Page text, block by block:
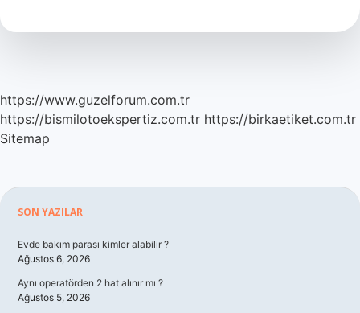
Mı
https://www.guzelforum.com.tr
https://bismilotoekspertiz.com.tr https://birkaetiket.com.tr
Sitemap
Sidebar
SON YAZILAR
Evde bakım parası kimler alabilir ?
Ağustos 6, 2026
Aynı operatörden 2 hat alınır mı ?
Ağustos 5, 2026